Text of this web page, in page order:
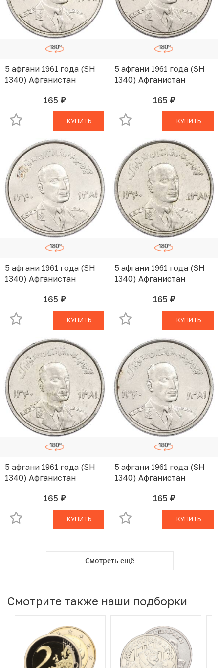
5 афгани 1961 года (SH
1340) Афганистан
165 руб.В КОРЗИНЕ
КУПИТЬ
5 афгани 1961 года (SH
1340) Афганистан
165 руб.В КОРЗИНЕ
КУПИТЬ
5 афгани 1961 года (SH
1340) Афганистан
165 руб.В КОРЗИНЕ
КУПИТЬ
5 афгани 1961 года (SH
1340) Афганистан
165 руб.В КОРЗИНЕ
КУПИТЬ
5 афгани 1961 года (SH
1340) Афганистан
165 руб.В КОРЗИНЕ
КУПИТЬ
5 афгани 1961 года (SH
1340) Афганистан
165 руб.В КОРЗИНЕ
КУПИТЬ
Смотреть ещё
Смотрите также наши подборки